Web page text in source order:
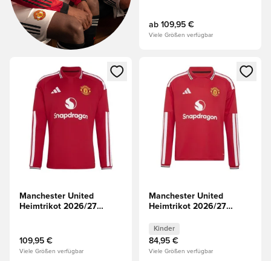
ab 109,95 €
Viele Größen verfügbar
Öffnet ein neues Fenster zum Anmelden oder Registrieren
Manchester United
Heimtrikot 2026/27
109,95 €
Viele Größen verfügbar
Öffnet ein neues Fenster
Manchester United
Heimtrikot 2026/27
Langärmlige Oberteile
Kinder
84,95 €
Viele Größen verfügbar